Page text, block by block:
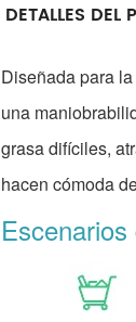
DETALLES DEL
Diseñada para
una
grasa difíciles,
hacen cómoda